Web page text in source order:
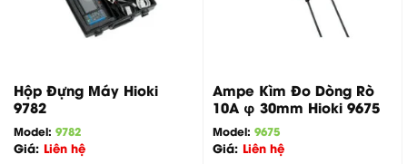
Hộp Đựng Máy Hioki
9782
Model: 9782
Giá: Liên hệ
Ampe Kìm Đo Dòng Rò
10A φ 30mm Hioki 9675
Model: 9675
Giá: Liên hệ